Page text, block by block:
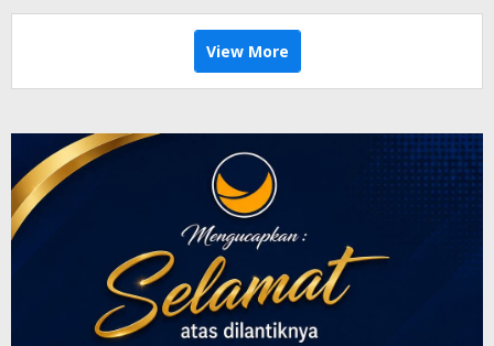
View More